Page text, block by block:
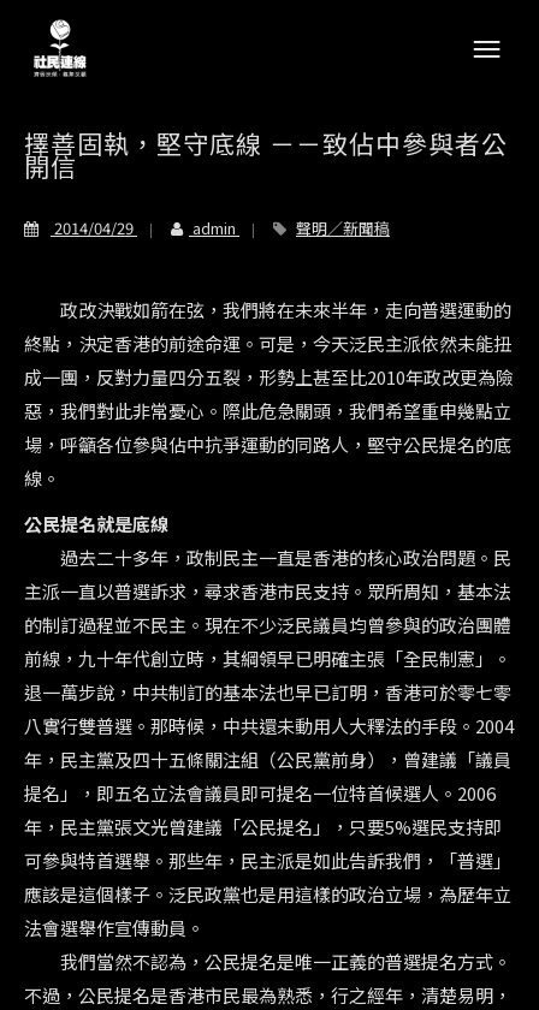
擇善固執，堅守底線 －－致佔中參與者公
開信
2014/04/29 admin 聲明／新聞稿
政改決戰如箭在弦，我們將在未來半年，走向普選運動的
終點，決定香港的前途命運。可是，今天泛民主派依然未能扭
成一團，反對力量四分五裂，形勢上甚至比2010年政改更為險
惡，我們對此非常憂心。際此危急關頭，我們希望重申幾點立
場，呼籲各位參與佔中抗爭運動的同路人，堅守公民提名的底
線。
公民提名就是底線
過去二十多年，政制民主一直是香港的核心政治問題。民
主派一直以普選訴求，尋求香港市民支持。眾所周知，基本法
的制訂過程並不民主。現在不少泛民議員均曾參與的政治團體
前線，九十年代創立時，其綱領早已明確主張「全民制憲」。
退一萬步說，中共制訂的基本法也早已訂明，香港可於零七零
八實行雙普選。那時候，中共還未動用人大釋法的手段。2004
年，民主黨及四十五條關注組（公民黨前身），曾建議「議員
提名」，即五名立法會議員即可提名一位特首候選人。2006
年，民主黨張文光曾建議「公民提名」，只要5%選民支持即
可參與特首選舉。那些年，民主派是如此告訴我們，「普選」
應該是這個樣子。泛民政黨也是用這樣的政治立場，為歷年立
法會選舉作宣傳動員。
我們當然不認為，公民提名是唯一正義的普選提名方式。
不過，公民提名是香港市民最為熟悉，行之經年，清楚易明，